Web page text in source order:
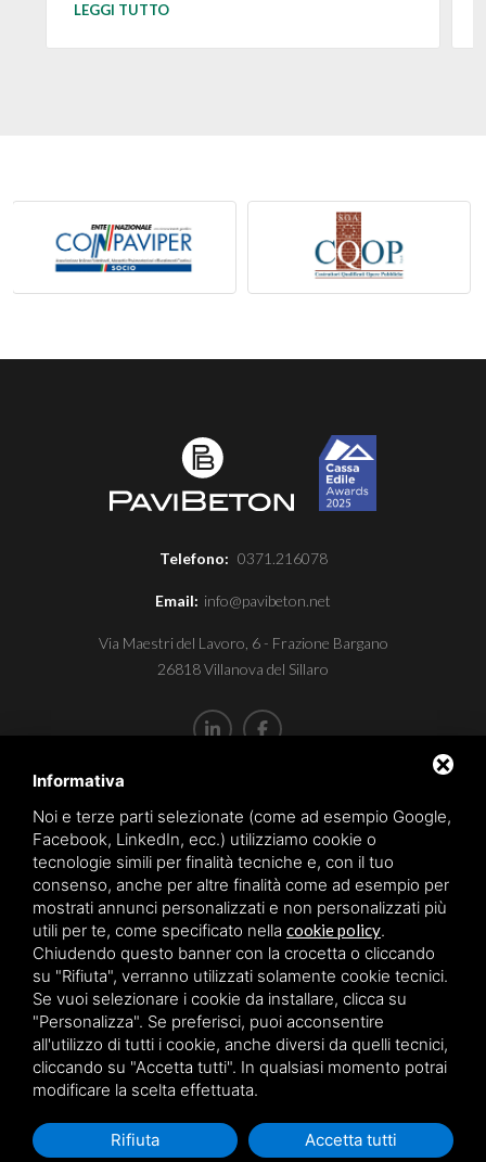
LEGGI TUTTO
Telefono: 0371.216078
Email: info@pavibeton.net
Via Maestri del Lavoro, 6 - Frazione Bargano
26818 Villanova del Sillaro
Capitale sociale aziendale € 10.200,00
REA: LO-1451913
Sitemap
Privacy policy
Cookie policy
Informativa
Noi e terze parti selezionate (come ad esempio Google,
Facebook, LinkedIn, ecc.) utilizziamo cookie o
tecnologie simili per finalità tecniche e, con il tuo
consenso, anche per altre finalità come ad esempio per
mostrati annunci personalizzati e non personalizzati più
utili per te, come specificato nella cookie policy.
Chiudendo questo banner con la crocetta o cliccando
su "Rifiuta", verranno utilizzati solamente cookie tecnici.
Se vuoi selezionare i cookie da installare, clicca su
"Personalizza". Se preferisci, puoi acconsentire
all'utilizzo di tutti i cookie, anche diversi da quelli tecnici,
cliccando su "Accetta tutti". In qualsiasi momento potrai
modificare la scelta effettuata.
Rifiuta Accetta tutti